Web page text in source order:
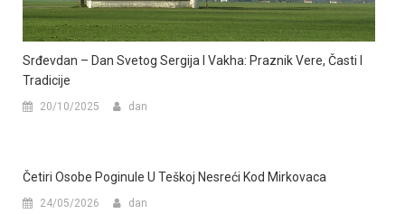
Srđevdan – Dan Svetog Sergija I Vakha: Praznik Vere, Časti I
Tradicije
20/10/2025 dan
Četiri Osobe Poginule U Teškoj Nesreći Kod Mirkovaca
24/05/2026 dan